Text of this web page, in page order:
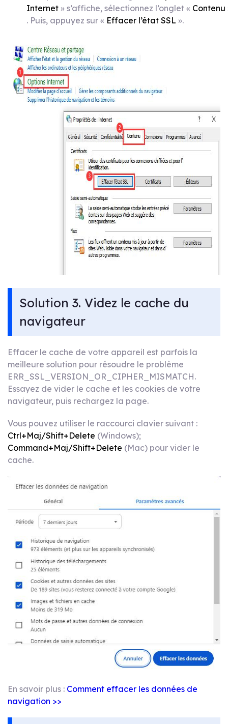
Internet » s’affiche, sélectionnez l’onglet « Contenu
. Puis, appuyez sur « Effacer l’état SSL ».
Solution 3. Videz le cache du
navigateur
Effacer le cache de votre appareil est parfois la
meilleure solution pour résoudre le problème
ERR_SSL_VERSION_OR_CIPHER_MISMATCH.
Essayez de vider le cache et les cookies de votre
navigateur, puis rechargez la page.
Vous pouvez utiliser le raccourci clavier suivant :
Ctrl+Maj/Shift+Delete (Windows);
Command+Maj/Shift+Delete (Mac) pour vider le
cache.
En savoir plus : Comment effacer les données de
navigation >>